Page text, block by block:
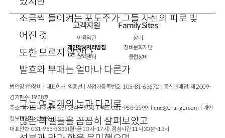
조금씩 들이켜는 포도주가 그들 자신의 피로 빚
어진 것
또한 모르지 않았다
발효와 부패는 얼마나 다른가
그는 여덟개의 눈과 다리로
많은 라벨들을 꼼꼼히 살펴보았고
고객지원
이용약관
개인정보처리방침
고객센터
Family Sites
창비
창비문화재단
클럽창비
법인명 : ㈜창비ㅣ대표이사 : 염종선ㅣ사업자등록번호 : 105-81-63672ㅣ통신판매업 : 제 2009-
경기파주-1928호
주소 : 경기도 파주시 회동길 184(문발동)ㅣ팩스 : 031-955-3399 ㅣcnc@changbi.com ㅣ개인
정보책임자 : 신문수
대표전화 : 031-955-3333(월~금 10시~17시), 점심시간 11시 30분~13시